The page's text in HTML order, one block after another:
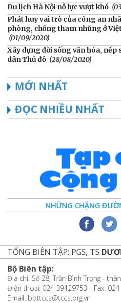
Du lịch Hà Nội nỗ lực vượt khó
Phát huy vai trò của công an
phòng, chống tham nhũng ở
(01/09/2020)
Xây dựng đời sống văn hóa, nếp
dân Thủ đô (28/08/2020)
MỚI NHẤT
ĐỌC NHIỀU NHẤT
NHỮNG CHẶNG
TỔNG BIÊN TẬP: PGS, TS
Bộ Biên tập:
Địa chỉ: Số 28, Trần Bình Trọng -
Điện thoại: 024 39429753 - Fax:
Email: bbttccs@tccs.org.vn